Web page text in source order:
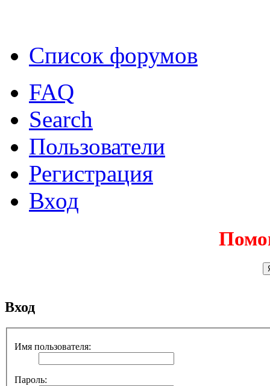
Список форумов
FAQ
Search
Пользователи
Регистрация
Вход
Вход
Имя пользователя:
Пароль: